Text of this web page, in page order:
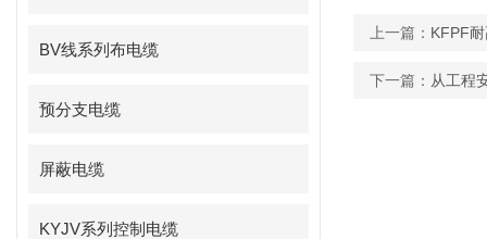
BV线系列布电缆
预分支电缆
屏蔽电缆
KYJV系列控制电缆
上一篇： KFPF
下一篇： 从工程